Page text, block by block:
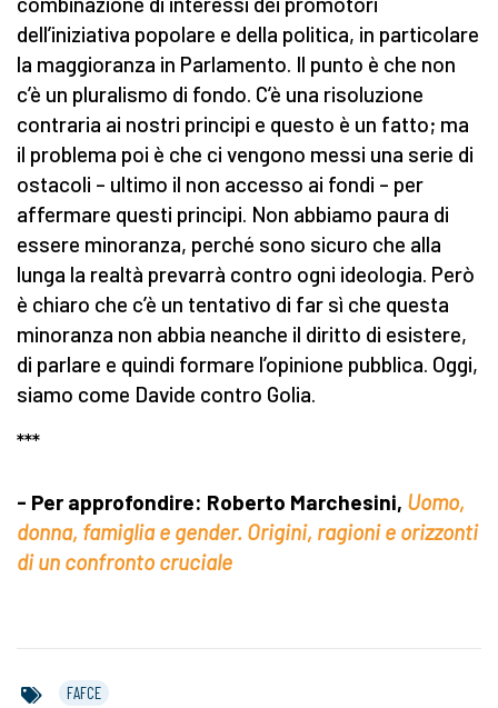
dell’iniziativa popolare e della politica, in particolare
la maggioranza in Parlamento. Il punto è che non
c’è un pluralismo di fondo. C’è una risoluzione
contraria ai nostri principi e questo è un fatto; ma
il problema poi è che ci vengono messi una serie di
ostacoli – ultimo il non accesso ai fondi – per
affermare questi principi. Non abbiamo paura di
essere minoranza, perché sono sicuro che alla
lunga la realtà prevarrà contro ogni ideologia. Però
è chiaro che c’è un tentativo di far sì che questa
minoranza non abbia neanche il diritto di esistere,
di parlare e quindi formare l’opinione pubblica. Oggi,
siamo come Davide contro Golia.
***
- Per approfondire: Roberto Marchesini, Uomo,
donna, famiglia e gender. Origini, ragioni e orizzonti
di un confronto cruciale
FAFCE